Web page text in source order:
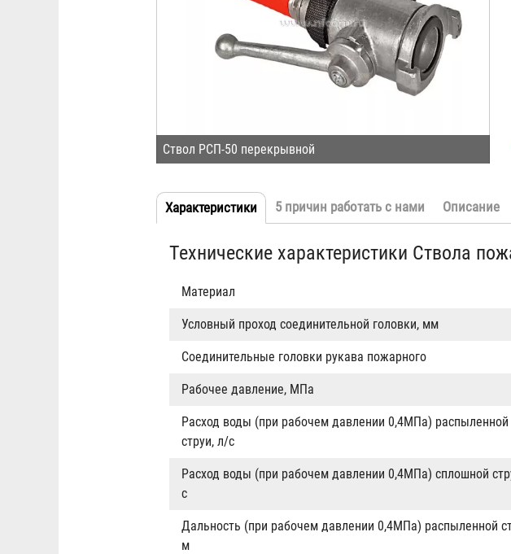
Ствол РСП-50 перекрывной
Табы
Характеристики (активная
5 причин работать с нами Описание
Технические характеристики Ствола
Материал
Условный проход соединительной головки, мм
Соединительные головки рукава пожарного
Рабочее давление, МПа
Расход воды (при рабочем давлении 0,4МПа) распыленной
струи, л/с
Расход воды (при рабочем давлении 0,4МПа) сплошной
с
Дальность (при рабочем давлении 0,4МПа) распыленной
м